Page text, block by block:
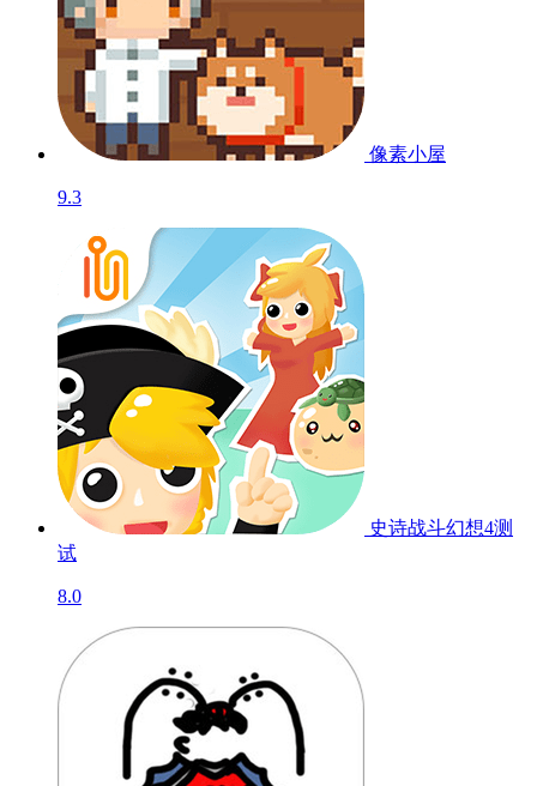
像素小屋
9.3
史诗战斗幻想4测
试
8.0